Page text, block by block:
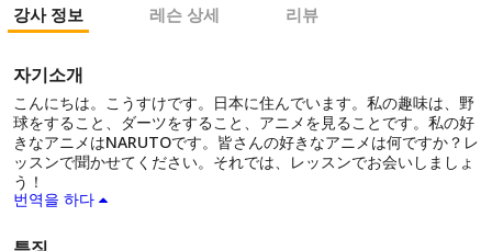
강사 정보 레슨 상세 리뷰
자기소개
こんにちは。こうすけです。日本に住んでいます。私の趣味は、野
球をすること、ダーツをすること、アニメを見ることです。私の好
きなアニメはNARUTOです。皆さんの好きなアニメは何ですか？レ
ッスンで聞かせてください。それでは、レッスンでお会いしましょ
う！
번역을 하다